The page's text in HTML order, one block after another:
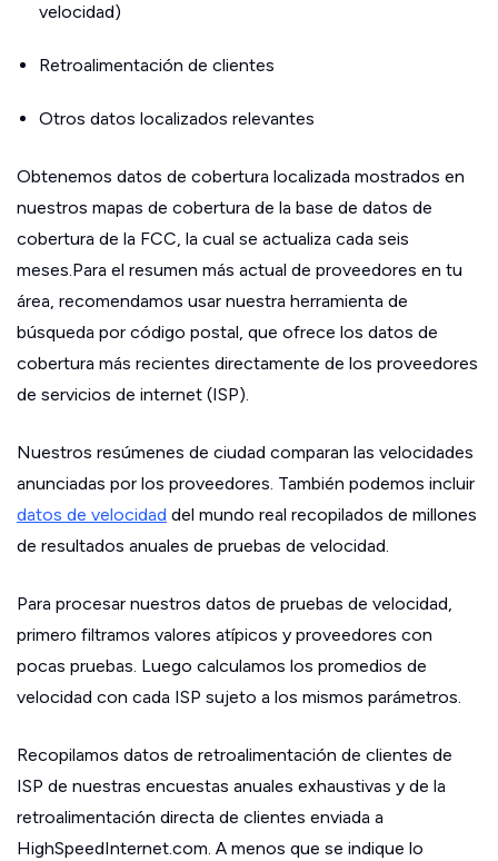
velocidad)
Retroalimentación de clientes
Otros datos localizados relevantes
Obtenemos datos de cobertura localizada mostrados en
nuestros mapas de cobertura de la base de datos de
cobertura de la FCC, la cual se actualiza cada seis
meses.Para el resumen más actual de proveedores en tu
área, recomendamos usar nuestra herramienta de
búsqueda por código postal, que ofrece los datos de
cobertura más recientes directamente de los proveedores
de servicios de internet (ISP).
Nuestros resúmenes de ciudad comparan las velocidades
anunciadas por los proveedores. También podemos incluir
datos de velocidad del mundo real recopilados de millones
de resultados anuales de pruebas de velocidad.
Para procesar nuestros datos de pruebas de velocidad,
primero filtramos valores atípicos y proveedores con
pocas pruebas. Luego calculamos los promedios de
velocidad con cada ISP sujeto a los mismos parámetros.
Recopilamos datos de retroalimentación de clientes de
ISP de nuestras encuestas anuales exhaustivas y de la
retroalimentación directa de clientes enviada a
HighSpeedInternet.com. A menos que se indique lo